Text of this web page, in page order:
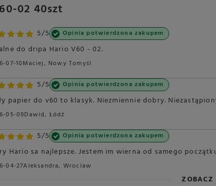
02 40szt
5/5 Opinia potwierdzona zakupem
do dripa Hario V60 - 02.
07-10Maciej, Nowy Tomyśl
5/5 Opinia potwierdzona zakupem
papier do v60 to klasyk. Niezmiennie dobry.
05-09Dawid, Łódź
5/5 Opinia potwierdzona zakupem
Hario sa najlepsze. Jestem im wierna od samego
04-27Aleksandra, Wroclaw
ZOBACZ